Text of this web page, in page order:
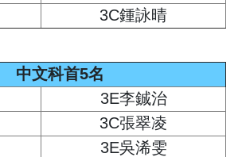
3C鍾詠晴
中文科首5名
3E李鋮治
3C張翠凌
3E吳浠雯